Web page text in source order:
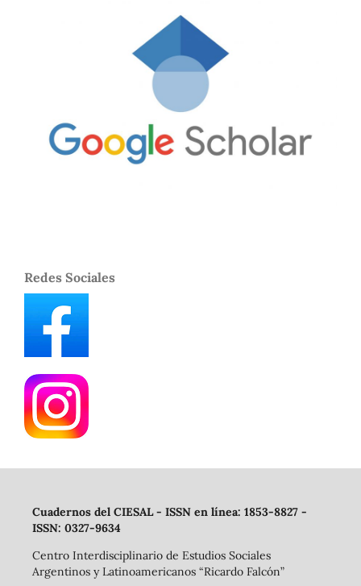
Redes Sociales
Cuadernos del CIESAL - ISSN en línea: 1853-8827 -
ISSN: 0327-9634
Centro Interdisciplinario de Estudios Sociales
Argentinos y Latinoamericanos “Ricardo Falcón”